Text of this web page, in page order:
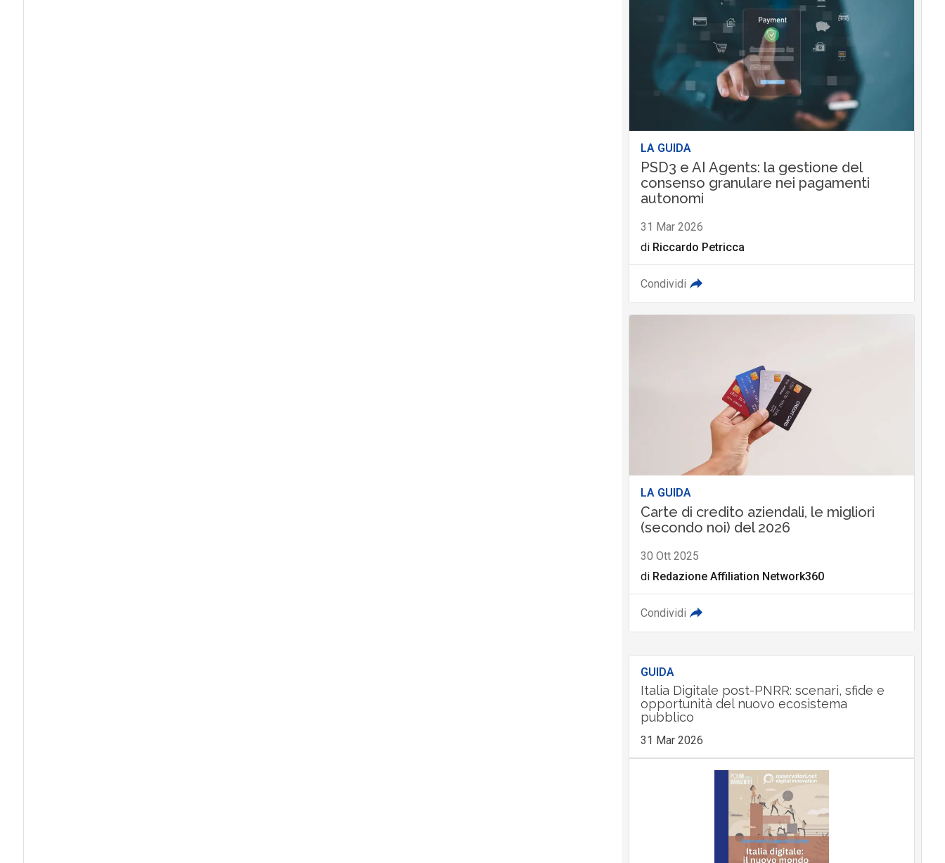
LA GUIDA
PSD3 e AI Agents: la gestione del
consenso granulare nei pagamenti
autonomi
31 Mar 2026
di Riccardo Petricca
Condividi
LA GUIDA
Carte di credito aziendali, le migliori
(secondo noi) del 2026
30 Ott 2025
di Redazione Affiliation Network360
Condividi
GUIDA
Italia Digitale post-PNRR: scenari, sfide e
opportunità del nuovo ecosistema
pubblico
31 Mar 2026